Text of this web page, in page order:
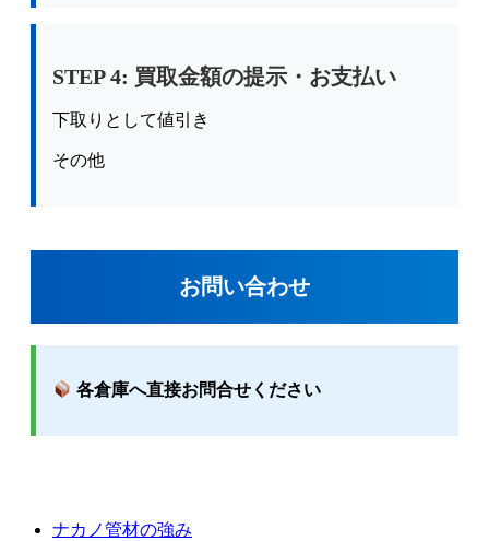
STEP 4: 買取金額の提示・お支払い
下取りとして値引き
その他
お問い合わせ
各倉庫へ直接お問合せください
ナカノ管材の強み